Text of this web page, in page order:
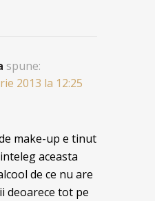
spune:
2013 la 12:25
make-up e tinut
aceasta
de ce nu are
deoarece tot pe